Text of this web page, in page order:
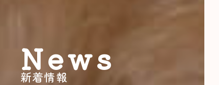
新着情報
News